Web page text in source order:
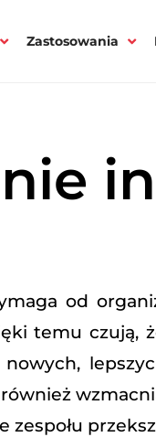
Zastosowania
od
temu czują,
zespołu